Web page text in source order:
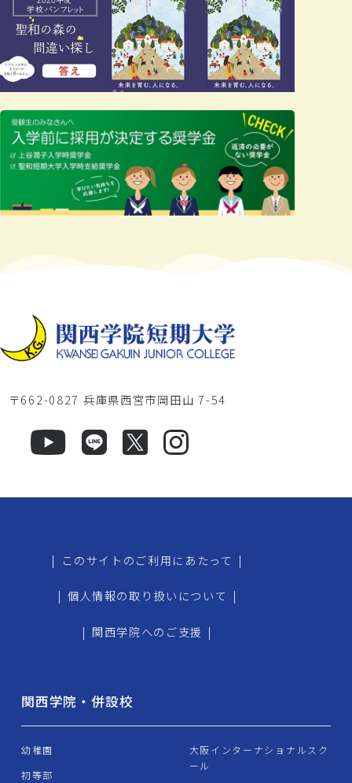
〒662-0827 兵庫県西宮市岡田山 7-54
| このサイトのご利用にあたって |
| 個人情報の取り扱いについて |
| 関西学院へのご支援 |
関西学院・併設校
幼稚園
初等部
大阪インターナショナルスク
ール